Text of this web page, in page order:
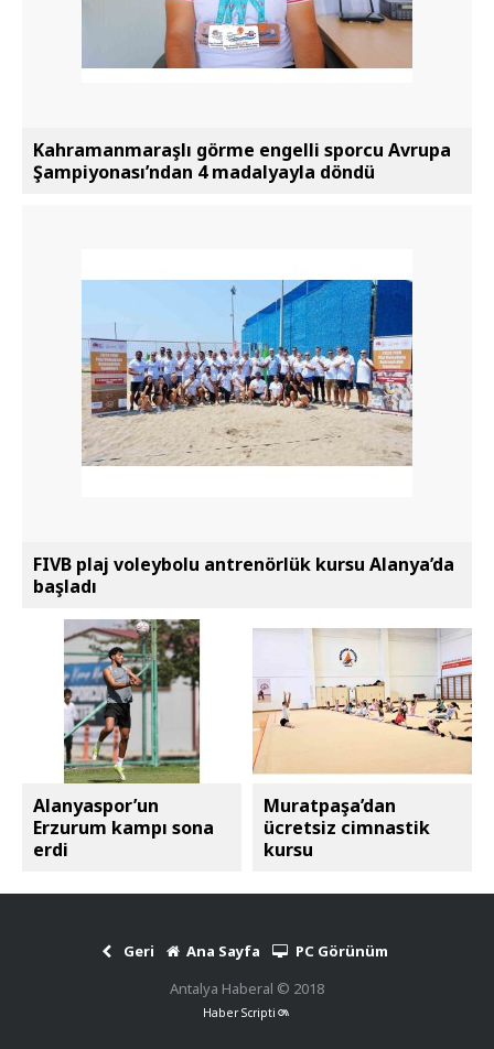
Kahramanmaraşlı görme engelli sporcu Avrupa
Şampiyonası’ndan 4 madalyayla döndü
FIVB plaj voleybolu antrenörlük kursu Alanya’da
başladı
Alanyaspor’un
Erzurum kampı sona
erdi
Muratpaşa’dan
ücretsiz cimnastik
kursu
Geri Ana Sayfa
PC Görünüm
Antalya Haberal © 2018
Haber Scripti